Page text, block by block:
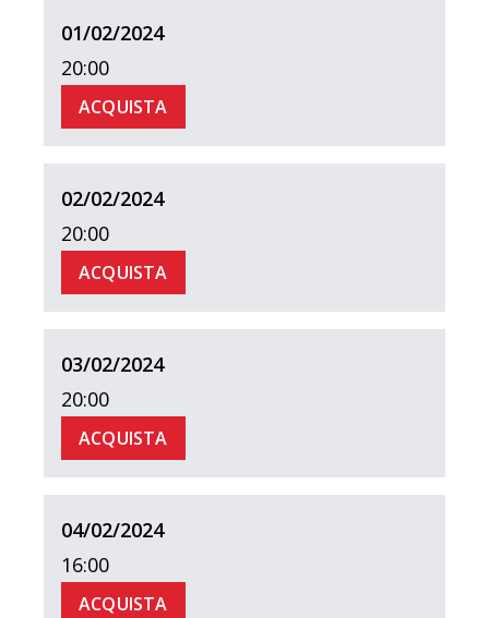
01/02/2024
20:00
ACQUISTA
02/02/2024
20:00
ACQUISTA
03/02/2024
20:00
ACQUISTA
04/02/2024
16:00
ACQUISTA